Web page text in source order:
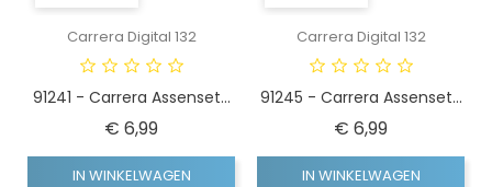
Carrera Digital 132
91241 - Carrera Assenset...
€ 6,99Prijs
IN WINKELWAGEN
Carrera Digital 132
91245 - Carrera Assenset...
€ 6,99Prijs
IN WINKELWAGEN